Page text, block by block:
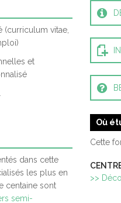
SERVICE AUX TABLES DANS
À LA PRÉPARATION
vitae,
et
dans cette
les plus en
centaine sont
semi-
Où
Cette
>>